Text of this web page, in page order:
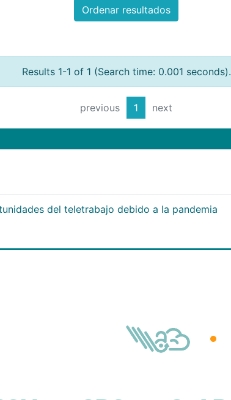
Ordenar resultados
Results 1-1 of 1 (Search time: 0.001 seconds).
previous 1 next
del teletrabajo debido a la pandemia